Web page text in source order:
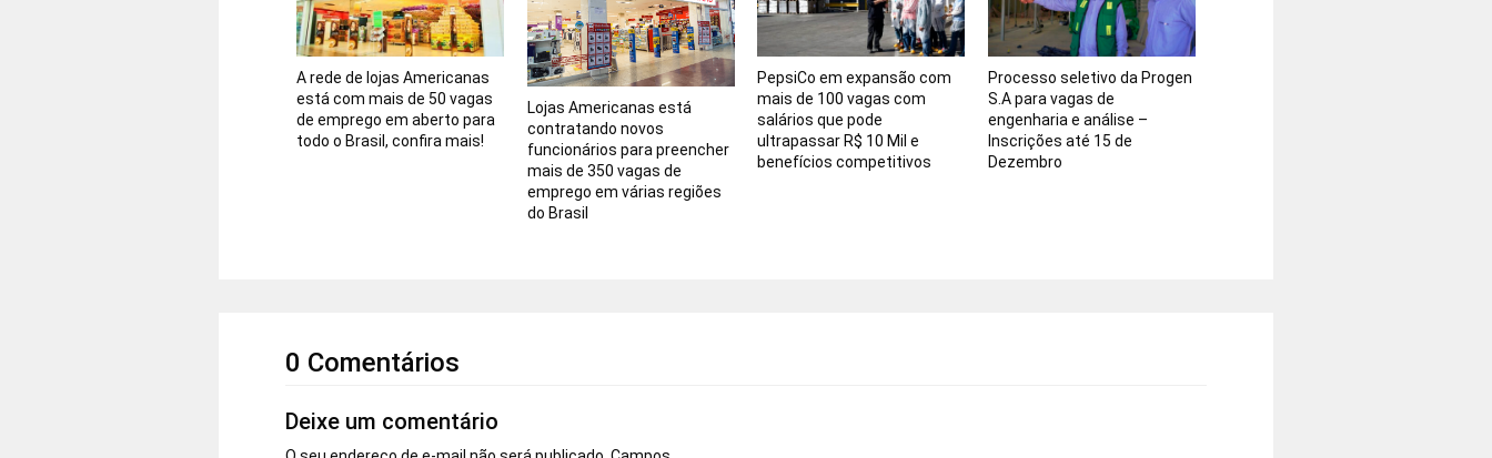
A rede de lojas Americanas
está com mais de 50 vagas
de emprego em aberto para
todo o Brasil, confira mais!
Lojas Americanas está
contratando novos
funcionários para preencher
mais de 350 vagas de
emprego em várias regiões
do Brasil
PepsiCo em expansão com
mais de 100 vagas com
salários que pode
ultrapassar R$ 10 Mil e
benefícios competitivos
Processo seletivo da Progen
S.A para vagas de
engenharia e análise –
Inscrições até 15 de
Dezembro
0 Comentários
Deixe um comentário